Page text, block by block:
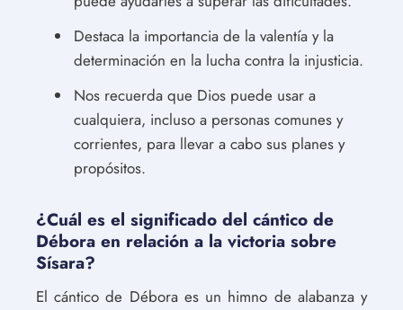
Destaca la importancia de la valentía y la
determinación en la lucha contra la injusticia.
Nos recuerda que Dios puede usar a
cualquiera, incluso a personas comunes y
corrientes, para llevar a cabo sus planes y
propósitos.
¿Cuál es el significado del cántico de
Débora en relación a la victoria sobre
Sísara?
El cántico de Débora es un himno de alabanza y